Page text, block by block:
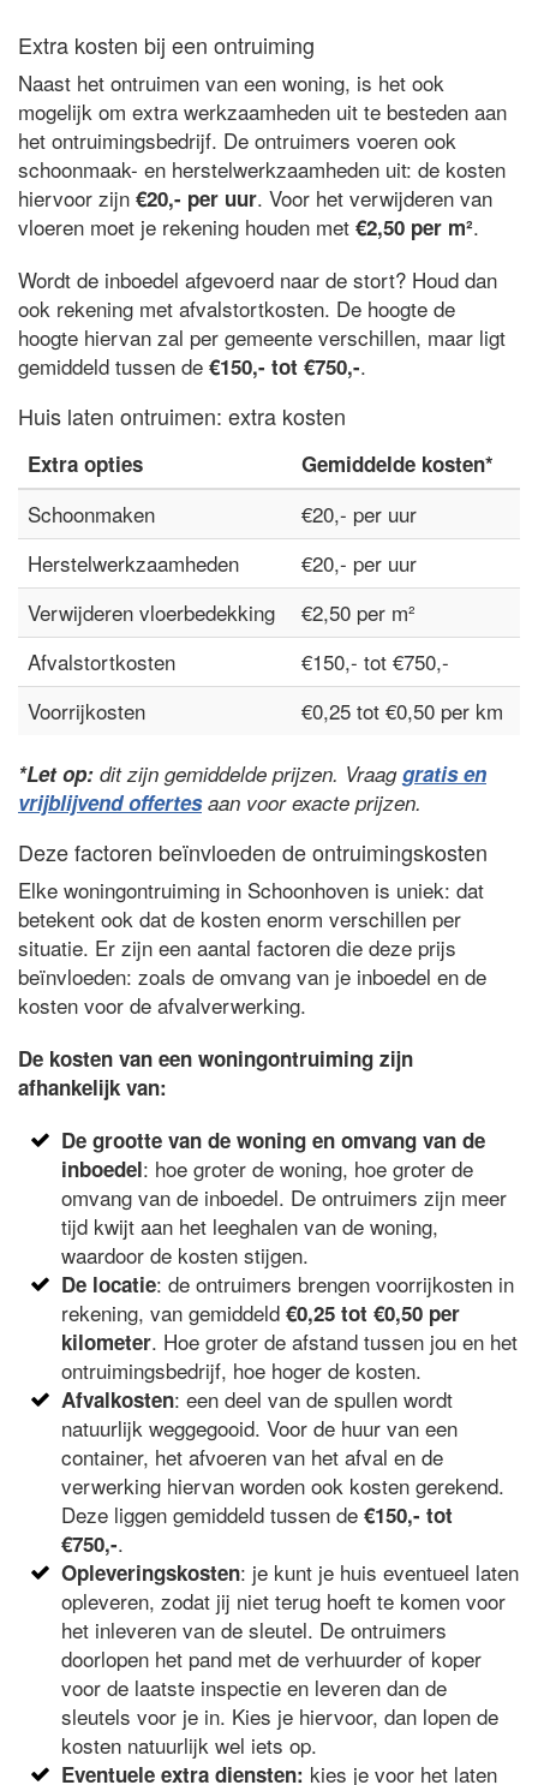
Extra kosten bij een ontruiming
Naast het ontruimen van een woning, is het ook
mogelijk om extra werkzaamheden uit te besteden aan
het ontruimingsbedrijf. De ontruimers voeren ook
schoonmaak- en herstelwerkzaamheden uit: de kosten
hiervoor zijn €20,- per uur. Voor het verwijderen van
vloeren moet je rekening houden met €2,50 per m².
Wordt de inboedel afgevoerd naar de stort? Houd dan
ook rekening met afvalstortkosten. De hoogte de
hoogte hiervan zal per gemeente verschillen, maar ligt
gemiddeld tussen de €150,- tot €750,-.
Huis laten ontruimen: extra kosten
Extra opties Gemiddelde kosten*
Schoonmaken
€20,- per uur
Herstelwerkzaamheden
€20,- per uur
Verwijderen vloerbedekking
€2,50 per m²
Afvalstortkosten
€150,- tot €750,-
Voorrijkosten
€0,25 tot €0,50 per km
*Let op: dit zijn gemiddelde prijzen. Vraaggratis en
vrijblijvend offertesaan voor exacte prijzen.
Deze factoren beïnvloeden de ontruimingskosten
Elke woningontruiming in Schoonhoven is uniek: dat
betekent ook dat de kosten enorm verschillen per
situatie. Er zijn een aantal factoren die deze prijs
beïnvloeden: zoals de omvang van je inboedel en de
kosten voor de afvalverwerking.
De kosten van een woningontruiming zijn
afhankelijk van:
De grootte van de woning en omvang van de
inboedel: hoe groter de woning, hoe groter de
omvang van de inboedel. De ontruimers zijn meer
tijd kwijt aan het leeghalen van de woning,
waardoor de kosten stijgen.
De locatie: de ontruimers brengen voorrijkosten in
rekening, van gemiddeld€0,25 tot €0,50 per
kilometer. Hoe groter de afstand tussen jou en het
ontruimingsbedrijf, hoe hoger de kosten.
Afvalkosten: een deel van de spullen wordt
natuurlijk weggegooid. Voor de huur van een
container, het afvoeren van het afval en de
verwerking hiervan worden ook kosten gerekend.
Deze liggen gemiddeld tussen de€150,- tot
€750,-.
Opleveringskosten: je kunt je huis eventueel laten
opleveren, zodat jij niet terug hoeft te komen voor
het inleveren van de sleutel. De ontruimers
doorlopen het pand met de verhuurder of koper
voor de laatste inspectie en leveren dan de
sleutels voor je in. Kies je hiervoor, dan lopen de
kosten natuurlijk wel iets op.
Eventuele extra diensten: kies je voor het laten